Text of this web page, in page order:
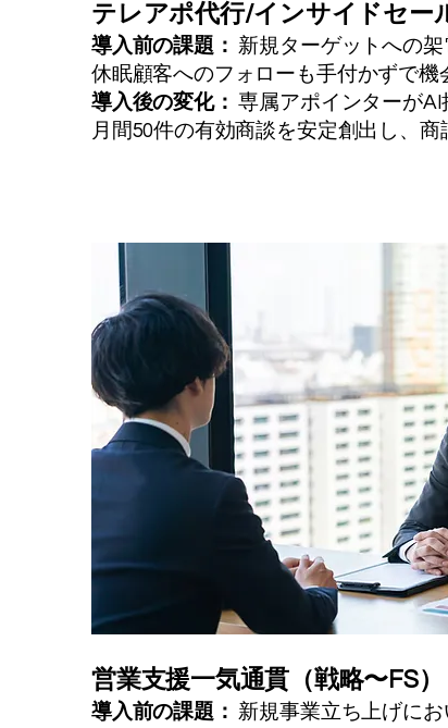
テレアポ代行/インサイドセー
導入前の課題： 新規ターゲットへの架
休眠顧客へのフォローも手付かずで機
導入後の変化：専属アポインターが
月間50件の有効商談を安定創出し、
営業支援一気通貫（戦略〜FS）
導入前の課題： 新規事業立ち上げにお